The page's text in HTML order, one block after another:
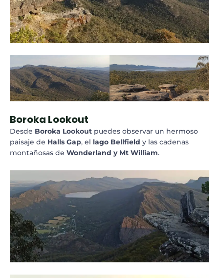
Boroka Lookout
Desde Boroka Lookout puedes observar un hermoso
paisaje de Halls Gap, el lago Bellfield y las cadenas
montañosas de Wonderland y Mt William.